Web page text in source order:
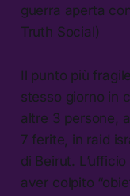
guerra aperta
Truth Social)
Il punto più
stesso giorno in
altre 3 persone,
7 ferite, in raid
di Beirut.
aver colpito